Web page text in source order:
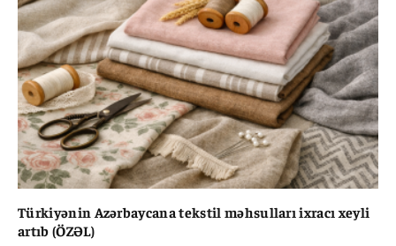
Türkiyənin Azərbaycana tekstil məhsulları ixracı xeyli
artıb (ÖZƏL)